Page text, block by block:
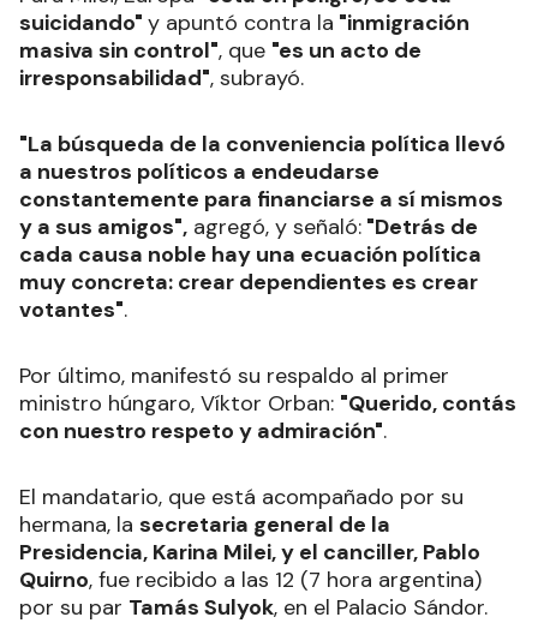
suicidando" y apuntó contra la "inmigración
masiva sin control", que "es un acto de
irresponsabilidad", subrayó.
"La búsqueda de la conveniencia política llevó
a nuestros políticos a endeudarse
constantemente para financiarse a sí mismos
y a sus amigos", agregó, y señaló: "Detrás de
cada causa noble hay una ecuación política
muy concreta: crear dependientes es crear
votantes".
Por último, manifestó su respaldo al primer
ministro húngaro, Víktor Orban: "Querido, contás
con nuestro respeto y admiración".
El mandatario, que está acompañado por su
hermana, la secretaria general de la
Presidencia, Karina Milei, y el canciller, Pablo
Quirno, fue recibido a las 12 (7 hora argentina)
por su par Tamás Sulyok, en el Palacio Sándor.